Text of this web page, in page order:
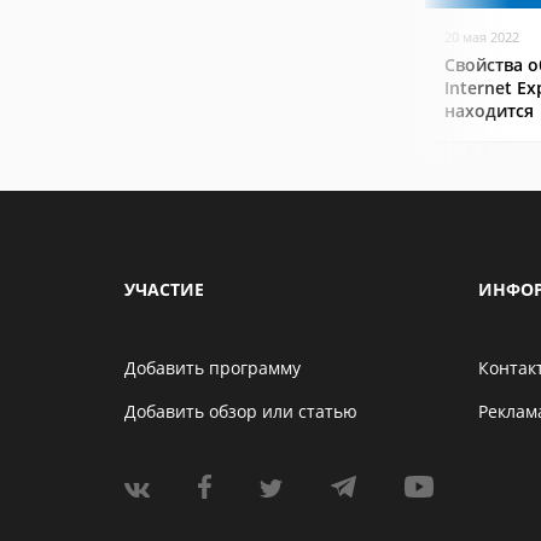
20 мая 2022
Свойства
Internet
находится
УЧАСТИЕ
Добавить программу
Добавить обзор или статью